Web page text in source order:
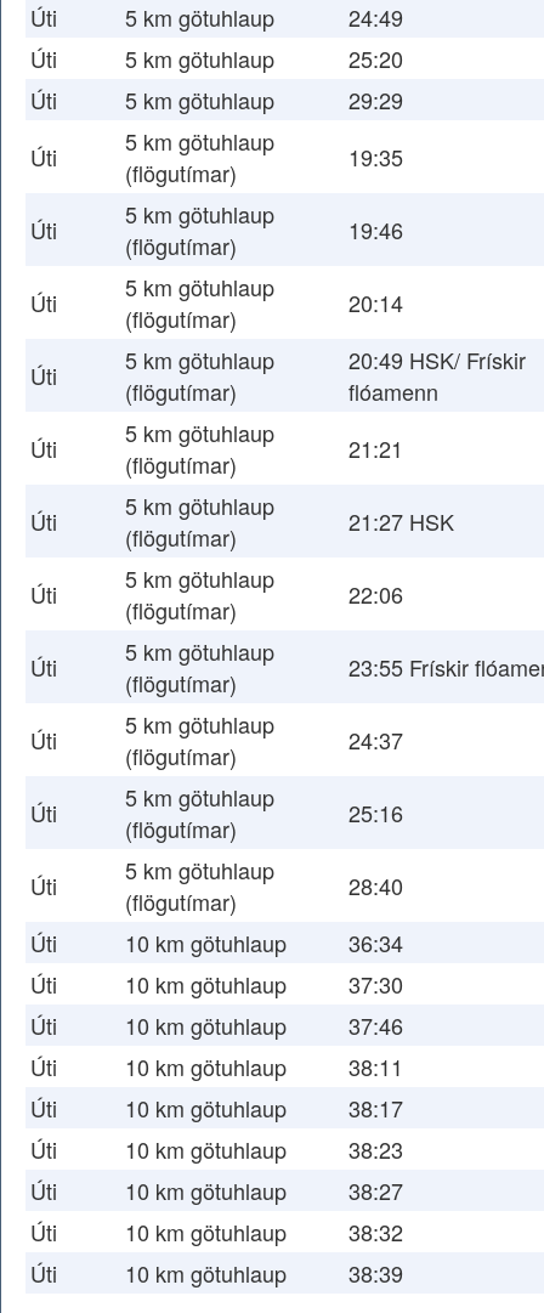
Úti
5 km götuhlaup
24:49
Úti
5 km götuhlaup
25:20
Úti
5 km götuhlaup
29:29
Úti
5 km götuhlaup
(flögutímar)
19:35
Úti
5 km götuhlaup
(flögutímar)
19:46
Úti
5 km götuhlaup
(flögutímar)
20:14
Úti
5 km götuhlaup
(flögutímar)
20:49 HSK/ Frískir
flóamenn
Úti
5 km götuhlaup
(flögutímar)
21:21
Úti
5 km götuhlaup
(flögutímar)
21:27 HSK
Úti
5 km götuhlaup
(flögutímar)
22:06
Úti
5 km götuhlaup
(flögutímar)
23:55 Frískir
Úti
5 km götuhlaup
(flögutímar)
24:37
Úti
5 km götuhlaup
(flögutímar)
25:16
Úti
5 km götuhlaup
(flögutímar)
28:40
Úti
10 km götuhlaup
36:34
Úti
10 km götuhlaup
37:30
Úti
10 km götuhlaup
37:46
Úti
10 km götuhlaup
38:11
Úti
10 km götuhlaup
38:17
Úti
10 km götuhlaup
38:23
Úti
10 km götuhlaup
38:27
Úti
10 km götuhlaup
38:32
Úti
10 km götuhlaup
38:39